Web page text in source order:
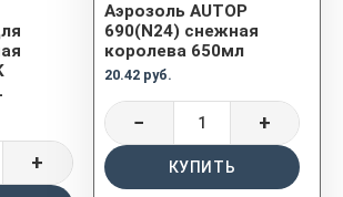
+
Аэрозоль AUTOP
690(N24) снежная
королева 650мл
20.42 руб.
− +
КУПИТЬ